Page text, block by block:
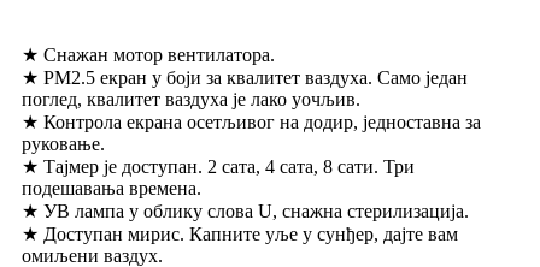
★ Снажан мотор вентилатора.
★ PM2.5 екран у боји за квалитет ваздуха. Само један
поглед, квалитет ваздуха је лако уочљив.
★ Контрола екрана осетљивог на додир, једноставна за
руковање.
★ Тајмер је доступан. 2 сата, 4 сата, 8 сати. Три
подешавања времена.
★ УВ лампа у облику слова U, снажна стерилизација.
★ Доступан мирис. Капните уље у сунђер, дајте вам
омиљени ваздух.